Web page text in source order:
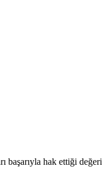
hak ettiği değeri